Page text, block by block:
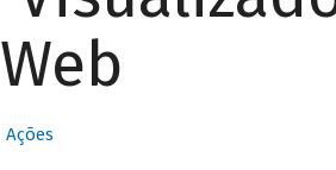
Web
Ações